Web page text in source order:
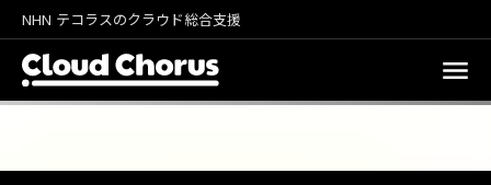
NHN テコラスのクラウド総合支援